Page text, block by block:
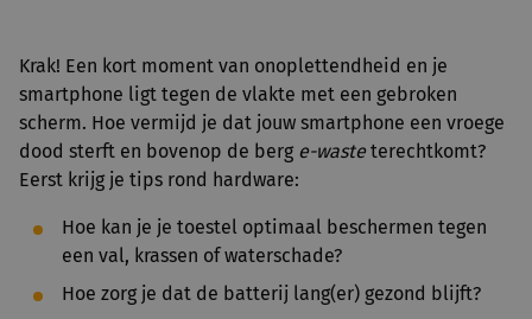
Krak! Een kort moment van onoplettendheid en je
smartphone ligt tegen de vlakte met een gebroken
scherm. Hoe vermijd je dat jouw smartphone een vroege
dood sterft en bovenop de berg e-waste terechtkomt?
Eerst krijg je tips rond hardware:
Hoe kan je je toestel optimaal beschermen tegen
een val, krassen of waterschade?
Hoe zorg je dat de batterij lang(er) gezond blijft?